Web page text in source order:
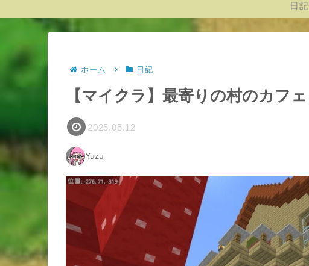
日記
ホーム 日記
【マイクラ】最寄りの村のカフェ
2025.05.12
Yuzu